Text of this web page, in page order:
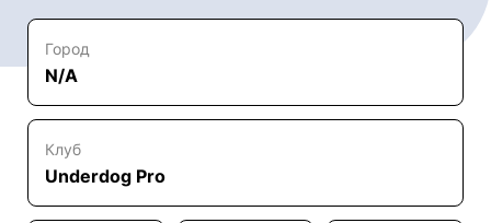
Город
N/A
Клуб
Underdog Pro